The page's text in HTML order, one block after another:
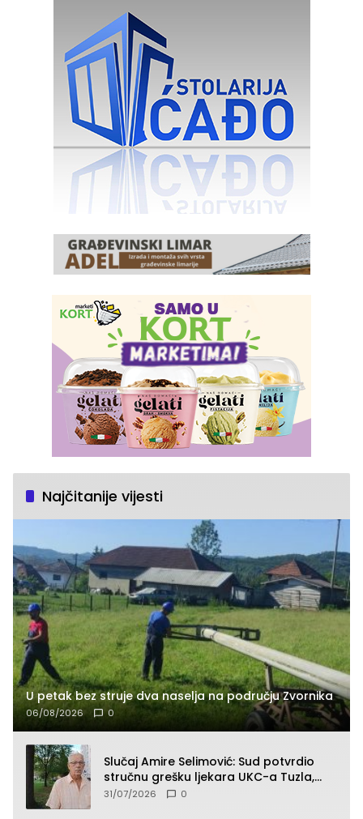
Najčitanije vijesti
U petak bez struje dva naselja na području Zvornika
06/08/2026 0
Slučaj Amire Selimović: Sud potvrdio
stručnu grešku ljekara UKC-a Tuzla,
presudan dokaz ostala obdukcija
31/07/2026 0